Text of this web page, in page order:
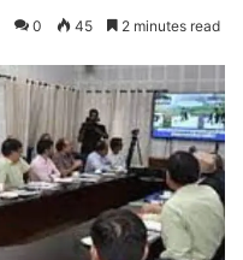
0 45 2 minutes read